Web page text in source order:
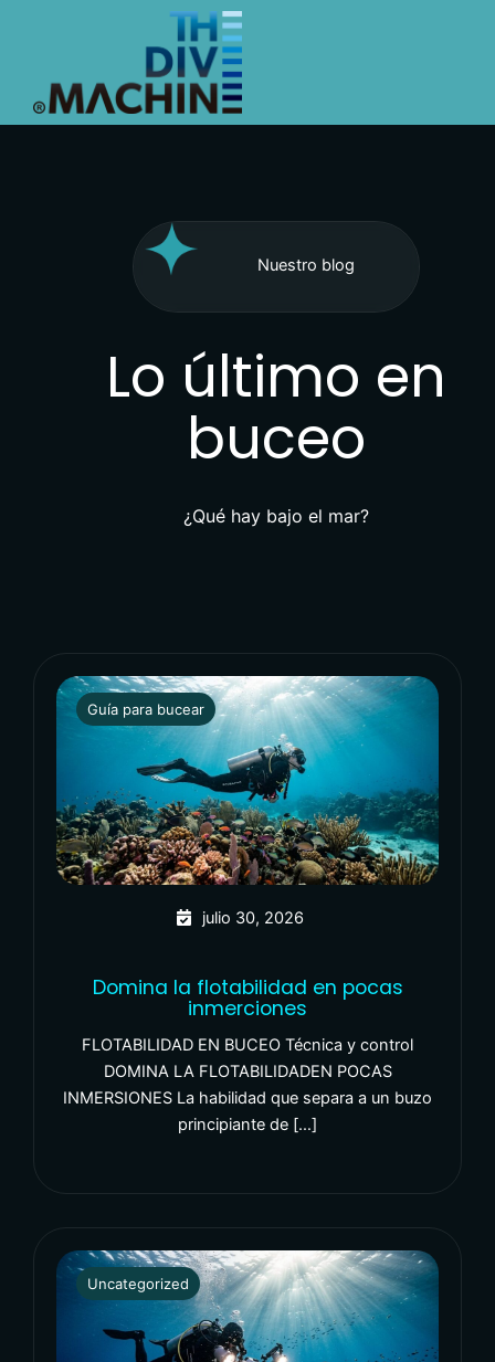
Nuestro blog
Lo último en
buceo
¿Qué hay bajo el mar?
Guía para bucear
julio 30, 2026
Domina la flotabilidad en pocas
inmerciones
FLOTABILIDAD EN BUCEO Técnica y control
DOMINA LA FLOTABILIDADEN POCAS
INMERSIONES La habilidad que separa a un buzo
principiante de […]
Uncategorized